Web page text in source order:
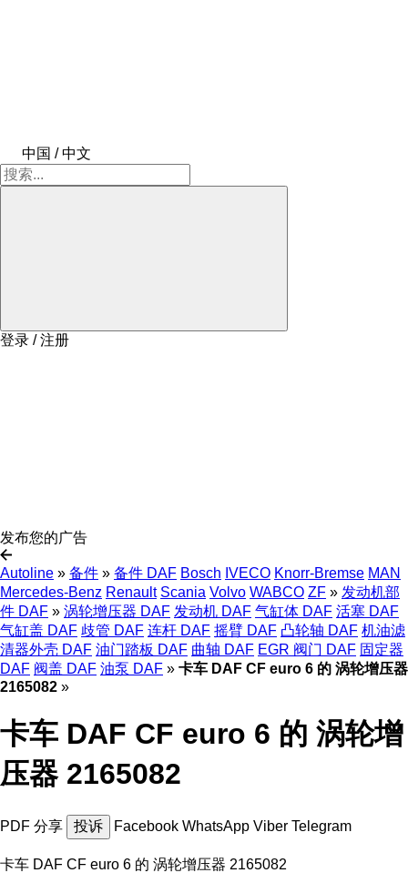
中国 / 中文
登录 / 注册
发布您的广告
Autoline » 备件 » 备件 DAF Bosch IVECO Knorr-Bremse MAN
Mercedes-Benz Renault Scania Volvo WABCO ZF » 发动机部
件 DAF » 涡轮增压器 DAF 发动机 DAF 气缸体 DAF 活塞 DAF
气缸盖 DAF 歧管 DAF 连杆 DAF 摇臂 DAF 凸轮轴 DAF 机油滤
清器外壳 DAF 油门踏板 DAF 曲轴 DAF EGR 阀门 DAF 固定器
DAF 阀盖 DAF 油泵 DAF » 卡车 DAF CF euro 6 的 涡轮增压器
2165082 »
卡车 DAF CF euro 6 的 涡轮增
压器 2165082
PDF 分享 投诉 Facebook WhatsApp Viber Telegram
卡车 DAF CF euro 6 的 涡轮增压器 2165082